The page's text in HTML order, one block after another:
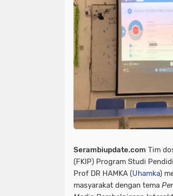
Serambiupdate.com Tim
(FKIP) Program Studi
Prof DR HAMKA (Uhamka)
masyarakat dengan tema